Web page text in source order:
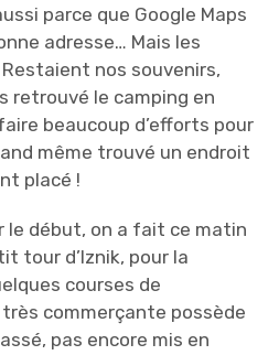
parce que Google Maps
adresse… Mais les
nos souvenirs,
retrouvé le camping en
beaucoup d’efforts pour
même trouvé un endroit
placé !
le début, on a fait ce matin
tour d’Iznik, pour la
courses de
commerçante possède
pas encore mis en